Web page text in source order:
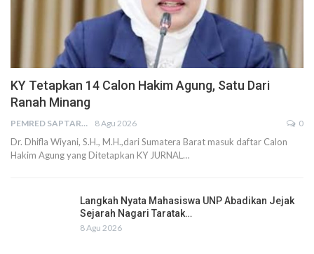
KY Tetapkan 14 Calon Hakim Agung, Satu Dari
Ranah Minang
PEMRED SAPTARIUS 8 Agu 2026 0
Dr. Dhifla Wiyani, S.H., M.H.,dari Sumatera Barat masuk daftar Calon
Hakim Agung yang Ditetapkan KY JURNAL…
Langkah Nyata Mahasiswa UNP Abadikan Jejak
Sejarah Nagari Taratak…
8 Agu 2026